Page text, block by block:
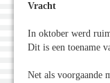
Vracht
In oktober werd
Dit is een toename
Net als voorgaande